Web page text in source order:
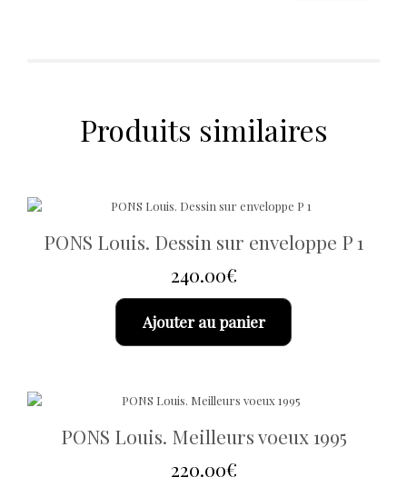
Produits similaires
PONS Louis. Dessin sur enveloppe P 1
240.00€
Ajouter au panier
PONS Louis. Meilleurs voeux 1995
220.00€